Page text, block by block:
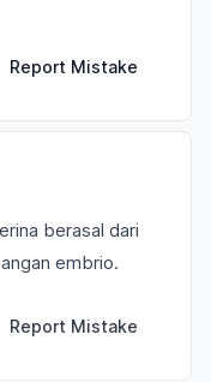
Report Mistake
berasal dari
embrio.
Report Mistake